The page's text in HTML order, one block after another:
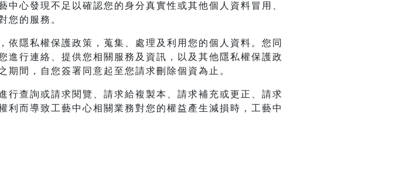
心發現不足以確認您的身分真實性或其他個人資料冒用、
您的服務。
隱私權保護政策，蒐集、處理及利用您的個人資料。您同
進行連絡、提供您相關服務及資訊，以及其他隱私權保護政
間，自您簽署同意起至您請求刪除個資為止。
行查詢或請求閱覽、請求給複製本、請求補充或更正、請求
而導致工藝中心相關業務對您的權益產生減損時，工藝中